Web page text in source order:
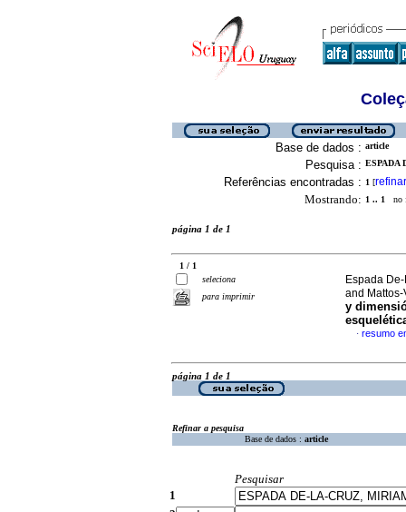
Base de dados : article
Pesquisa : ESPADA
Referências encontradas : 1 [refinar
Mostrando: 1 .. 1 no
página 1 de 1
1 / 1
seleciona
para imprimir
Espada
and
y
· resumo
página 1 de 1
Refinar a pesquisa
Base de dados : article
Pesquisar
1